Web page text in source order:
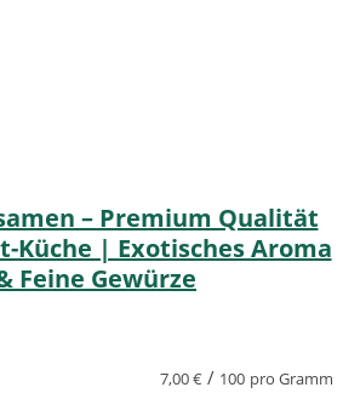
– Premium Qualität
Küche | Exotisches Aroma
Feine Gewürze
7,00€ / 100 pro Gramm